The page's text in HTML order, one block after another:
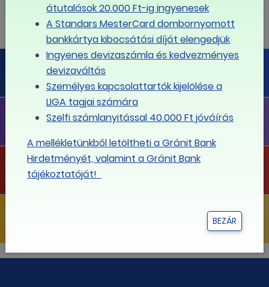
1 2 3 4 5
LIGA PÉNZÜGYI PORTÁL
Megoldás minden pénzügyi kérdésre
LIGA FLOTTA
LIGA PROJEKTEK
Projektjeink
átutalások 20.000 Ft-ig ingyenesek
A Standars MesterCard dombornyomott
bankkártya kibocsátási díját elengedjük
Ingyenes devizaszámla és kedvezményes
devizaváltás
Személyes kapcsolattartók kijelölése a
LIGA tagjai számára
Szelfi számlanyitással 40.000 Ft jóváírás
A mellékletünkből letöltheti a Gránit Bank
Hirdetményét, valamint a Gránit Bank
tájékoztatóját!
BEZÁR